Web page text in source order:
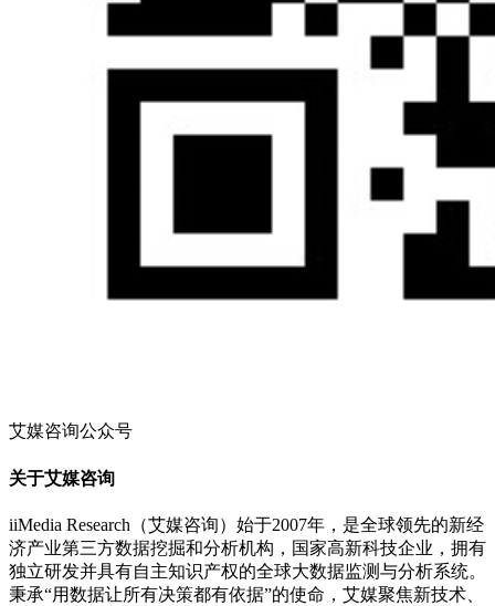
艾媒咨询公众号
关于艾媒咨询
iiMedia Research（艾媒咨询）始于2007年，是全球领先的新经
济产业第三方数据挖掘和分析机构，国家高新科技企业，拥有
独立研发并具有自主知识产权的全球大数据监测与分析系统。
秉承“用数据让所有决策都有依据”的使命，艾媒聚焦新技术、